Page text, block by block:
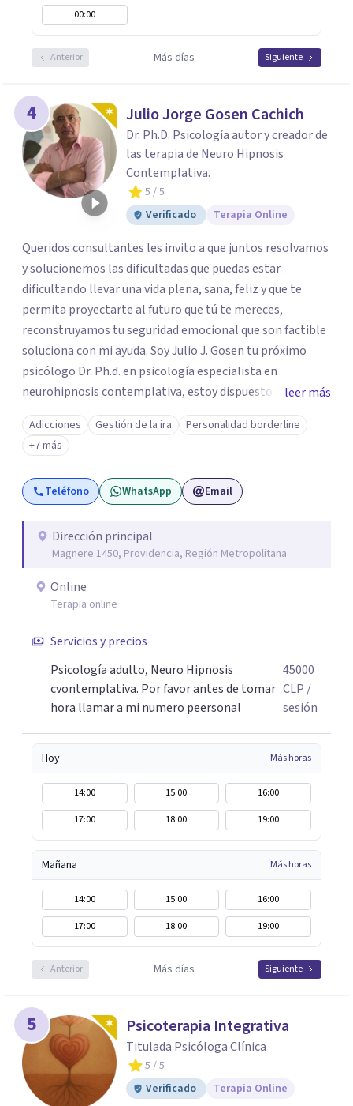
00:00
Anterior Más días Siguiente
4 Julio Jorge Gosen Cachich
Dr. Ph.D. Psicología autor y creador de
las terapia de Neuro Hipnosis
Contemplativa.
5 / 5
Verificado
Terapia Online
Queridos consultantes les invito a que juntos resolvamos
y solucionemos las dificultadas que puedas estar
dificultando llevar una vida plena, sana, feliz y que te
permita proyectarte al futuro que tú te mereces,
reconstruyamos tu seguridad emocional que son factible
soluciona con mi ayuda. Soy Julio J. Gosen tu próximo
psicólogo Dr. Ph.d. en psicología especialista en
neurohipnosis contemplativa, estoy dispuesto y deseoso
de acompañarte en este camino de auto descubrimiento
y crecimiento personal dejando atrás todo aquello que
nos impiden avanzar y ser exitosos.Vamos a transitar
juntos el camino a tu sanidad. DFisponible y atento a tu
llamado un abrazo cordial.
leer más
Adicciones Gestión de la ira
Personalidad borderline
+7 más
Teléfono WhatsApp Email
Dirección principal
Magnere 1450, Providencia, Región Metropolitana
Online
Terapia online
Servicios y precios
Psicología adulto, Neuro Hipnosis
cvontemplativa. Por favor antes de tomar
hora llamar a mi numero peersonal
45000
CLP /
sesión
Hoy Más horas
14:00 15:00
16:00
17:00
18:00 19:00
Mañana Más horas
14:00 15:00
16:00
17:00
18:00 19:00
Anterior Más días Siguiente
5 Psicoterapia Integrativa
Titulada Psicóloga Clínica
5 / 5
Verificado
Terapia Online